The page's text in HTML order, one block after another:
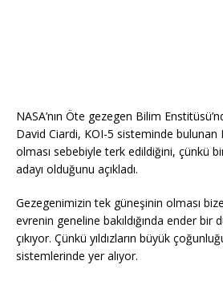
NASA’nın Öte gezegen Bilim
David Ciardi, KOI-5 sisteminde bulunan
olması sebebiyle terk edildiğini, çünkü
adayı olduğunu açıkladı.
Gezegenimizin tek güneşinin olması
evrenin geneline bakıldığında ender
çıkıyor. Çünkü yıldızların büyük
sistemlerinde yer alıyor.